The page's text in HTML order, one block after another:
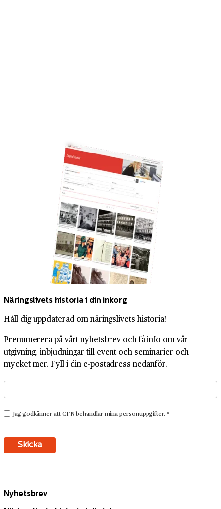
Näringslivets historia i din inkorg
Håll dig uppdaterad om näringslivets historia!
Prenumerera på vårt nyhetsbrev och få info om vår
utgivning, inbjudningar till event och seminarier och
mycket mer. Fyll i din e-postadress nedanför.
Nyhetsbrev